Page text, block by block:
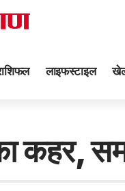
लाइफस्टाइल
कहर,